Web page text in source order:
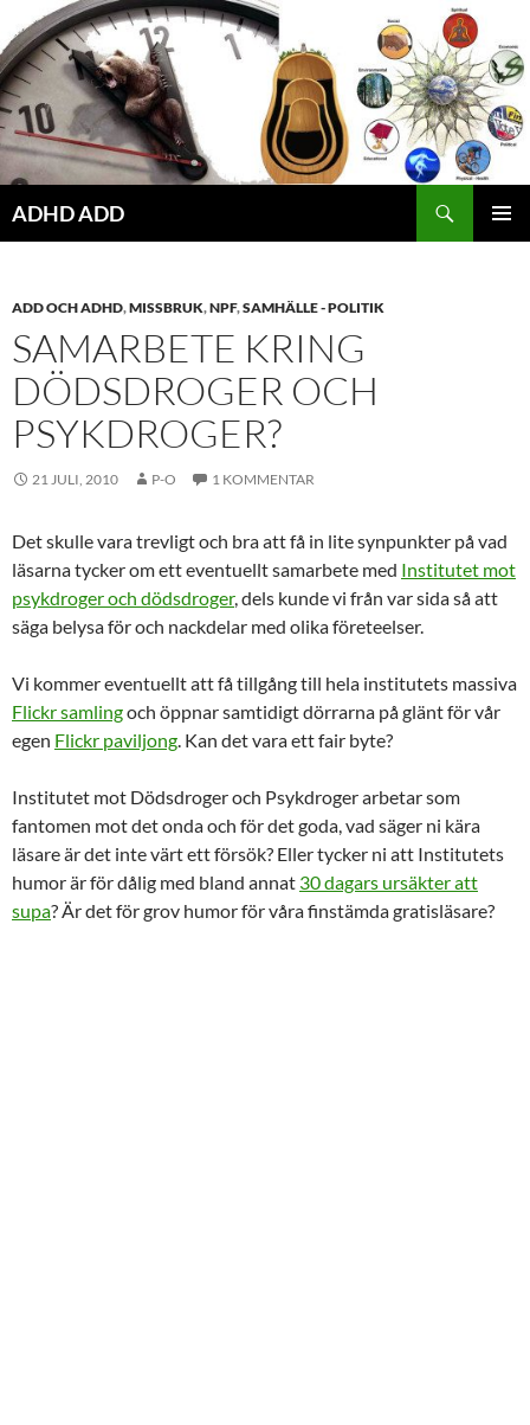
Hoppa
till
innehåll
ADHD ADD
ADD OCH ADHD,MISSBRUK,NPF,SAMHÄLLE - POLITIK
SAMARBETE KRING
DÖDSDROGER OCH
PSYKDROGER?
21 JULI, 2010 P-O 1 KOMMENTAR
Det skulle vara trevligt och bra att få in lite synpunkter på vad
läsarna tycker om ett eventuellt samarbete med Institutet mot
psykdroger och dödsdroger, dels kunde vi från var sida så att
säga belysa för och nackdelar med olika företeelser.
Vi kommer eventuellt att få tillgång till hela institutets massiva
Flickr samlingoch öppnar samtidigt dörrarna på glänt för vår
egen Flickr paviljong. Kan det vara ett fair byte?
Institutet mot Dödsdroger och Psykdroger arbetar som
fantomen mot det onda och för det goda, vad säger ni kära
läsare är det inte värt ett försök? Eller tycker ni att Institutets
humor är för dålig med bland annat 30 dagars ursäkter att
supa? Är det för grov humor för våra finstämda gratisläsare?